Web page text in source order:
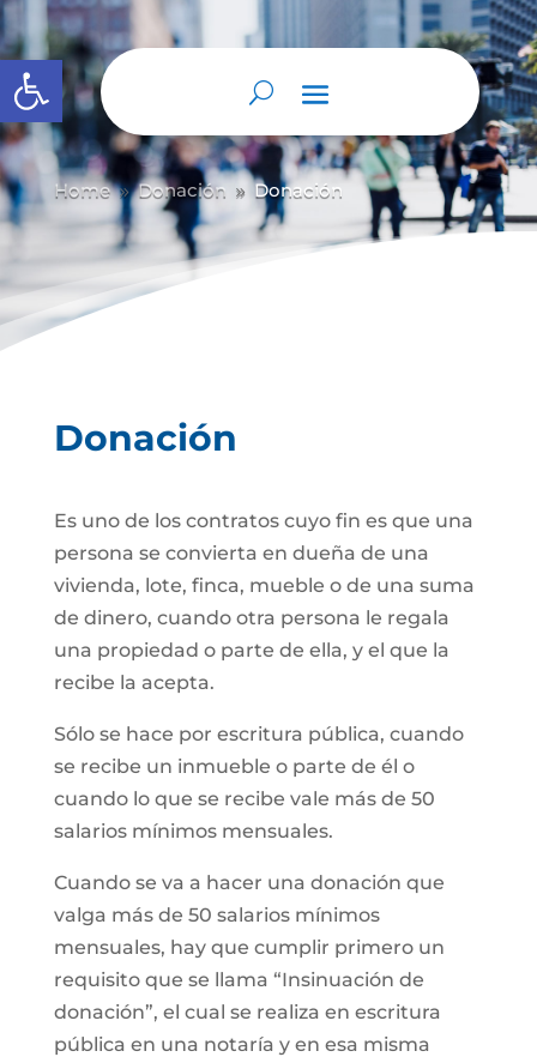
Abrir barra de herramientas
Home 9 Donación 9 Donación
Donación
Es uno de los contratos cuyo fin es que una
persona se convierta en dueña de una
vivienda, lote, finca, mueble o de una suma
de dinero, cuando otra persona le regala
una propiedad o parte de ella, y el que la
recibe la acepta.
Sólo se hace por escritura pública, cuando
se recibe un inmueble o parte de él o
cuando lo que se recibe vale más de 50
salarios mínimos mensuales.
Cuando se va a hacer una donación que
valga más de 50 salarios mínimos
mensuales, hay que cumplir primero un
requisito que se llama “Insinuación de
donación”, el cual se realiza en escritura
pública en una notaría y en esa misma